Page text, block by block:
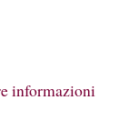
informazioni